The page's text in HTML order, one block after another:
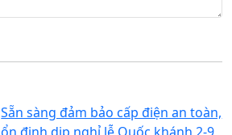
Sẵn sàng đảm bảo cấp điện an toàn,